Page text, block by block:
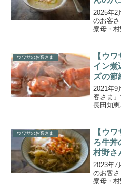
クッキ
2025年2
のお客
寮母・村
母・村
グ！今...
ウワサのお客さま
【ウ
イン煮
ズの節
2021年9
客さま
長田知
ク和牛
紹介し
ウワサのお客さま
【ウ
ろ牛丼
村野さ
2023年7
のお客
寮母・